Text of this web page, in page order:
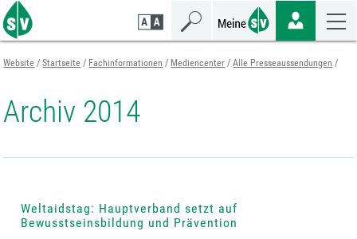
Zum
Seiteninhalt
springen
Zur
Navigation
springen
Zur
Mobilen
Navigation
springen
Website Startseite Fachinformationen Mediencenter Alle Presseaussendungen
Archiv 2014
Weltaidstag: Hauptverband setzt auf
Bewusstseinsbildung und Prävention